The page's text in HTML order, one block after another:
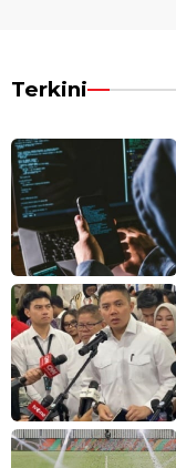
Terkini